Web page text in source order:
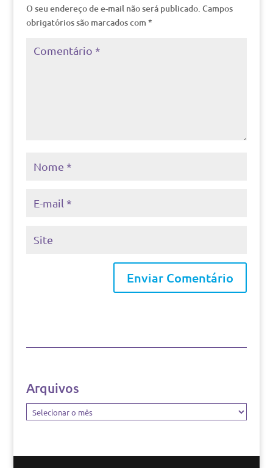
O seu endereço de e-mail não será publicado. Campos
obrigatórios são marcados com *
Arquivos
Arquivos